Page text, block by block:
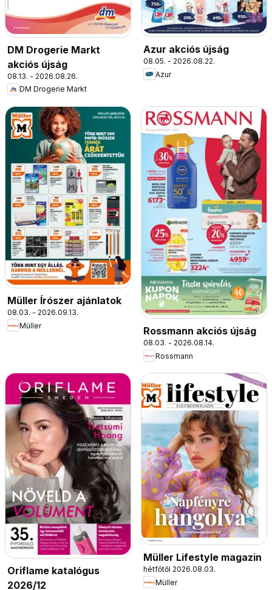
DM Drogerie Markt
akciós újság
08.13. - 2026.08.26.
DM Drogerie Markt
Azur akciós újság
08.05. - 2026.08.22.
Azur
Müller Írószer ajánlatok
08.03. - 2026.09.13.
Müller
Rossmann akciós újság
08.03. - 2026.08.14.
Rossmann
Oriflame katalógus
2026/12
Müller Lifestyle magazin
hétfőtől 2026.08.03.
Müller